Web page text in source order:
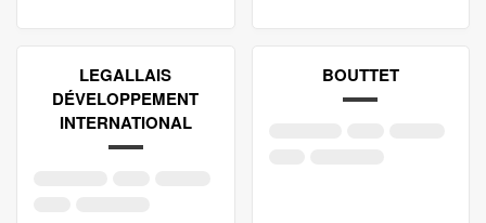
LEGALLAIS
DÉVELOPPEMENT
INTERNATIONAL
BOUTTET